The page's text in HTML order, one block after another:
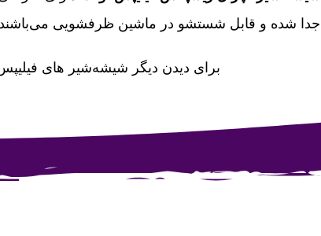
جدا شده و قابل شستشو در ماشین ظرفشویی می‌باشند. این شیشه شیر
برای دیدن دیگر شیشه‌شیر های